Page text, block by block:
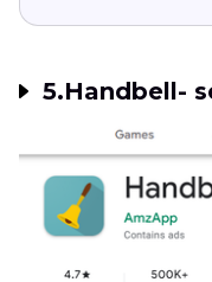
5.Handbell-